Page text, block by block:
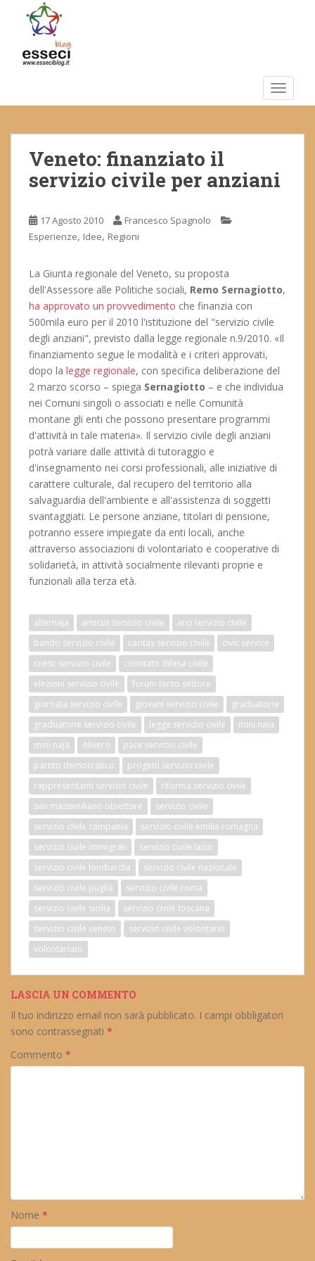
m
Veneto: finanziato il
servizio civile per anziani
17 Agosto 2010
Francesco Spagnolo
Esperienze, Idee, Regioni
La Giunta regionale del Veneto, su proposta
dell'Assessore alle Politiche sociali, Remo Sernagiotto,
ha approvato un provvedimento che finanzia con
500mila euro per il 2010 l'istituzione del "servizio civile
degli anziani", previsto dalla legge regionale n.9/2010. «Il
finanziamento segue le modalità e i criteri approvati,
dopo la legge regionale, con specifica deliberazione del
2 marzo scorso – spiega Sernagiotto – e che individua
nei Comuni singoli o associati e nelle Comunità
montane gli enti che possono presentare programmi
d'attività in tale materia». Il servizio civile degli anziani
potrà variare dalle attività di tutoraggio e
d'insegnamento nei corsi professionali, alle iniziative di
carattere culturale, dal recupero del territorio alla
salvaguardia dell'ambiente e all'assistenza di soggetti
svantaggiati. Le persone anziane, titolari di pensione,
potranno essere impiegate da enti locali, anche
attraverso associazioni di volontariato e cooperative di
solidarietà, in attività socialmente rilevanti proprie e
funzionali alla terza età.
alternaja amicus servizio civile
arci servizio civile
bando servizio civile
caritas servizio civile
civic service
cnesc servizio civile
comitato difesa civile
elezioni servizio civile
forum terzo settore
giornata servizio civile
giovani servizio civile
graduatorie
graduatorie servizio civile
legge servizio civile
mini naia
mini naja
olivero
pace servizio civile
partito democratico
progetti servizio civile
rappresentanti servizio civile
riforma servizio civile
san massimiliano obiettore
servizio civile
servizio civile campania
servizio civile emilia romagna
servizio civile immigrati
servizio civile lazio
servizio civile lombardia
servizio civile nazionale
servizio civile puglia
servizio civile roma
servizio civile sicilia
servizio civile toscana
servizio civile veneto
servizio civile volontario
volontariato
LASCIA UN COMMENTO
Il tuo indirizzo email non sarà pubblicato. I campi obbligatori
sono contrassegnati *
Commento *
Nome *